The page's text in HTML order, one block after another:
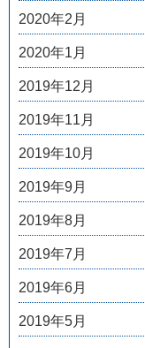
2020年2月
2020年1月
2019年12月
2019年11月
2019年10月
2019年9月
2019年8月
2019年7月
2019年6月
2019年5月